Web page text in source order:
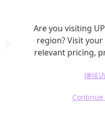
Are you visiting
region? Visit
relevant pricing,
继续
Continue
更